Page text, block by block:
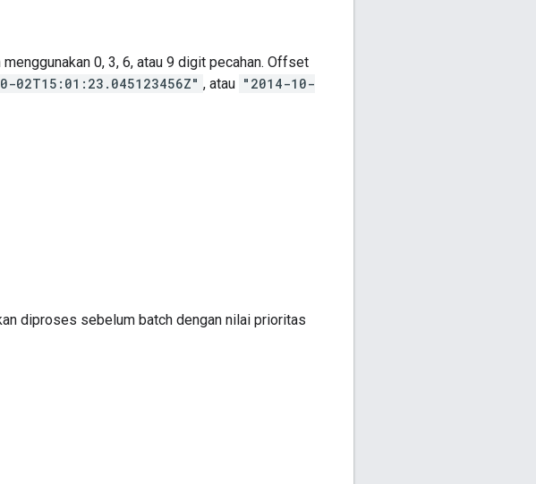
0, 3, 6, atau 9 digit pecahan. Offset
02T15:01:23.045123456Z" , atau "2014-10-
diproses sebelum batch dengan nilai prioritas